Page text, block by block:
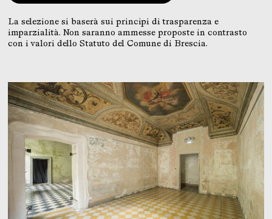
La selezione si baserà sui principi di trasparenza e
imparzialità. Non saranno ammesse proposte in contrasto
con i valori dello Statuto del Comune di Brescia.